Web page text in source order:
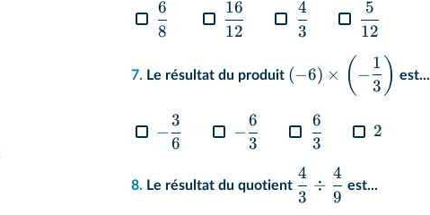
8
6
12
16
3
4
12
5
7. Le résultat du produit (−6) × ( −
3
1 ) est...
−
6
3
−
3
6
3
6
2
8. Le résultat du quotient
3
4
÷
9
4
est...